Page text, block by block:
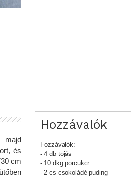
majd
és
cm
Hozzávalók
Hozzávalók:
- 4 db tojás
- 10 dkg porcukor
- 2 cs csokoládé puding